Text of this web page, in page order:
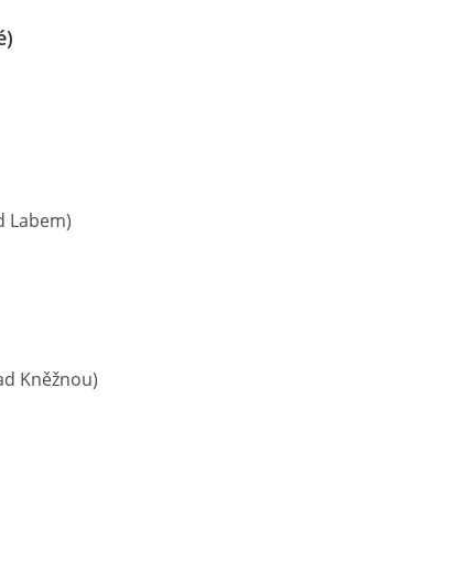
Labem)
Kněžnou)